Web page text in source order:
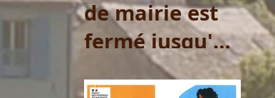
de mairie est
fermé jusqu'au
20 juillet 2026